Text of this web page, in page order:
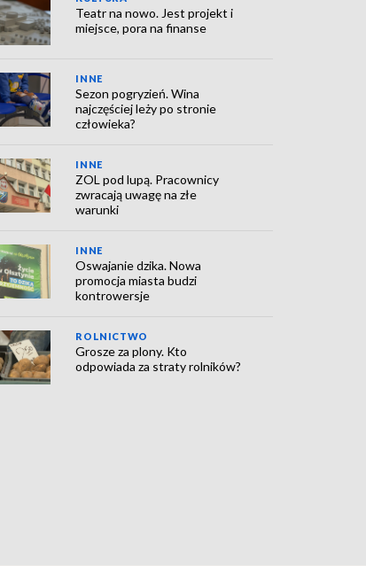
Teatr na nowo. Jest projekt i
miejsce, pora na finanse
INNE
Sezon pogryzień. Wina
najczęściej leży po stronie
człowieka?
INNE
ZOL pod lupą. Pracownicy
zwracają uwagę na złe
warunki
INNE
Oswajanie dzika. Nowa
promocja miasta budzi
kontrowersje
ROLNICTWO
Grosze za plony. Kto
odpowiada za straty rolników?